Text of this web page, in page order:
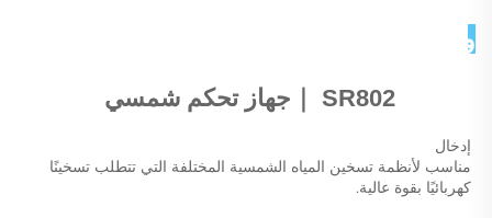
وصف المنتج
SR802 جهاز تحكم شمسي
إدخال
كهربائيًا بقوة عالية.